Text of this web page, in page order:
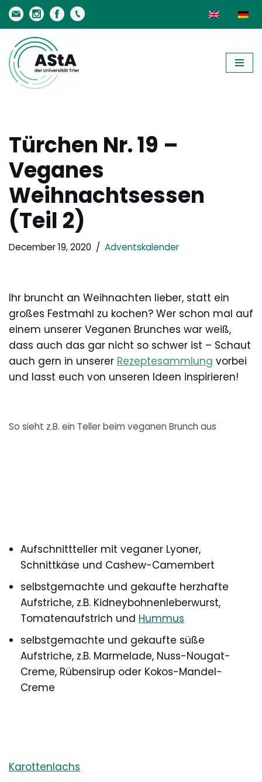
Skip
to
content
Türchen Nr. 19 –
Veganes
Weihnachtsessen
(Teil 2)
December 19, 2020 Adventskalender
Ihr bruncht an Weihnachten lieber, statt ein
großes Festmahl zu kochen? Wer schon mal auf
einem unserer Veganen Brunches war weiß,
dass auch das gar nicht so schwer ist – Schaut
auch gern in unserer Rezeptesammlung vorbei
und lasst euch von unseren Ideen inspirieren!
So sieht z.B. ein Teller beim veganen Brunch aus
Aufschnittteller mit veganer Lyoner,
Schnittkäse und Cashew-Camembert
selbstgemachte und gekaufte herzhafte
Aufstriche, z.B. Kidneybohnenleberwurst,
Tomatenaufstrich und Hummus
selbstgemachte und gekaufte süße
Aufstriche, z.B. Marmelade, Nuss-Nougat-
Creme, Rübensirup oder Kokos-Mandel-
Creme
Karottenlachs